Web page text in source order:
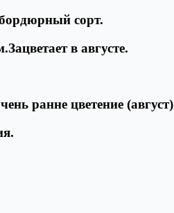
сорт.
в августе.
ранне цветение (август)